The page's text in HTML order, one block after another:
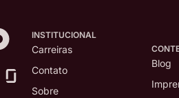
INSTITUCIONAL
Carreiras
Contato
Sobre
Blog